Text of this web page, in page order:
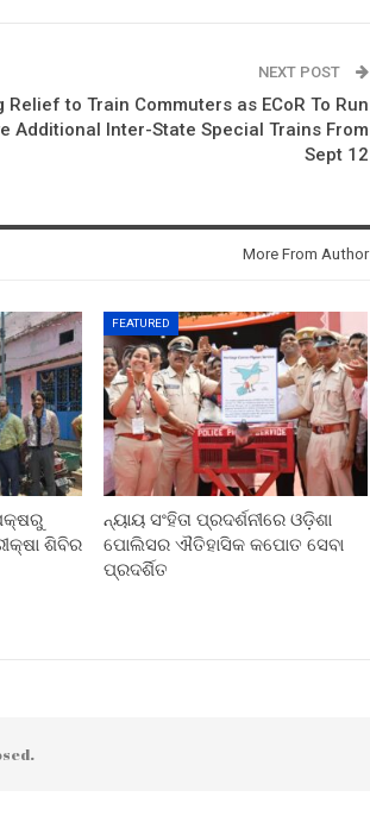
NEXT POST
Relief to Train Commuters as ECoR To Run
Additional Inter-State Special Trains From
Sept 12
More From Author
ଶିବିର
FEATURED
ନ୍ୟାୟ ସଂହିତା ପ୍ରଦର୍ଶନୀରେ ଓଡ଼ିଶା
ପୋଲିସର ଐତିହାସିକ କପୋତ ସେବା
ପ୍ରଦର୍ଶିତ